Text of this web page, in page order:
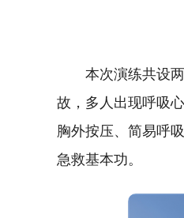
本次演练共设
故，多人出现呼吸
胸外按压、简易呼
急救基本功。